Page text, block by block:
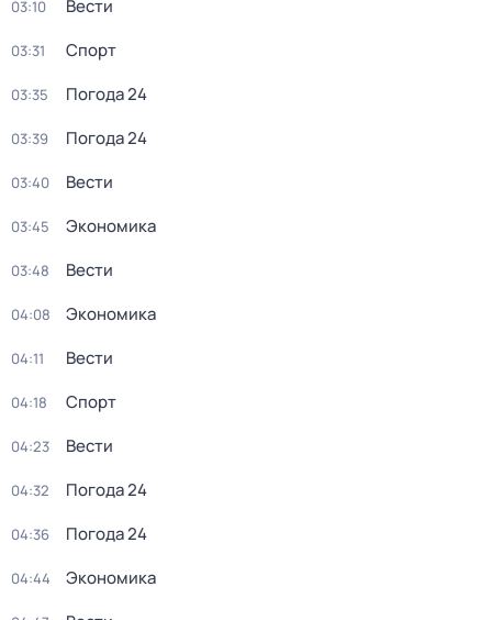
03:10 Вести
03:31 Спорт
03:35 Погода 24
03:39 Погода 24
03:40 Вести
03:45 Экономика
03:48 Вести
04:08 Экономика
04:11 Вести
04:18 Спорт
04:23 Вести
04:32 Погода 24
04:36 Погода 24
04:44 Экономика